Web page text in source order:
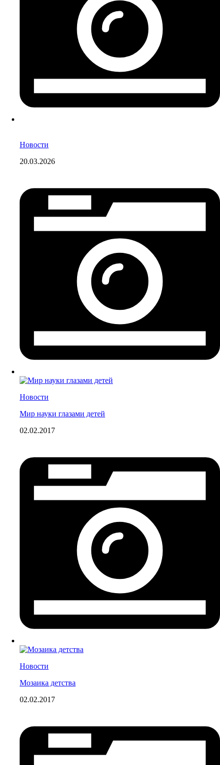
Новости
20.03.2026
Новости
Мир науки глазами детей
02.02.2017
Новости
Мозаика детства
02.02.2017